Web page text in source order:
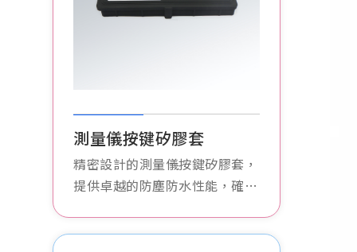
測量儀按键矽膠套
精密設計的測量儀按鍵矽膠套，
提供卓越的防塵防水性能，確保